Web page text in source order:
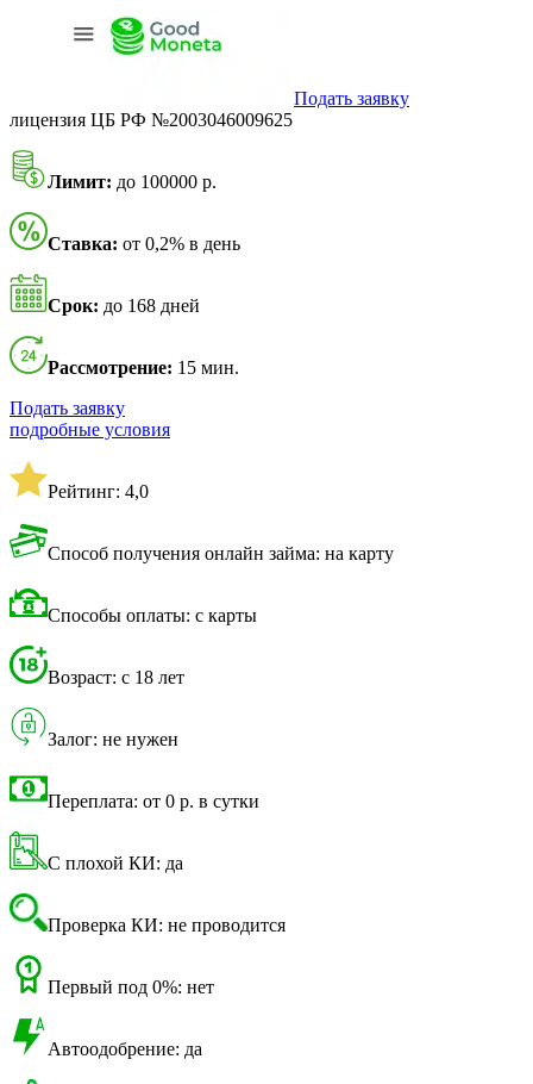
Подать заявку
лицензия ЦБ РФ №2003046009625
Лимит: до 100000 р.
Ставка: от 0,2% в день
Срок: до 168 дней
Рассмотрение: 15 мин.
Подать заявку
подробные условия
Рейтинг: 4,0
Способ получения онлайн займа: на карту
Способы оплаты: с карты
Возраст: с 18 лет
Залог: не нужен
Переплата: от 0 р. в сутки
С плохой КИ: да
Проверка КИ: не проводится
Первый под 0%: нет
Автоодобрение: да